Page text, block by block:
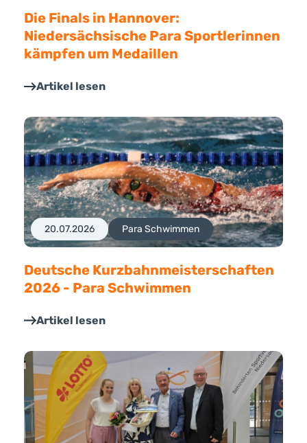
Die Finals in Hannover:
Niedersächsische Para Sportlerinnen
kämpfen um Medaillen
Artikel lesen
20.07.2026 Para Schwimmen
Deutsche Kurzbahnmeisterschaften
2026 - Para Schwimmen
Artikel lesen